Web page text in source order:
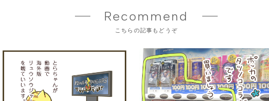
Recommend
こちらの記事もどうぞ